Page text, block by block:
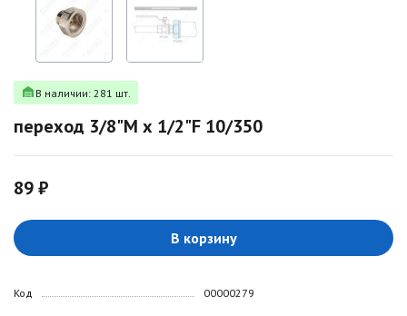
В наличии: 281 шт.
переход 3/8"M х 1/2"F 10/350
89 ₽
В корзину
Код 00000279